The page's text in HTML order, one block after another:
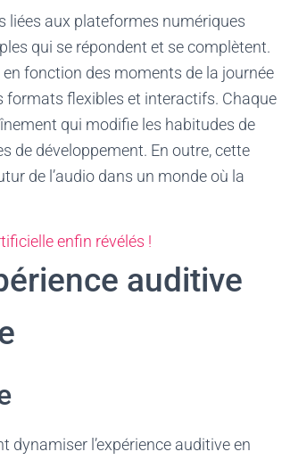
liées aux plateformes numériques
qui se répondent et se complètent.
fonction des moments de la journée
formats flexibles et interactifs. Chaque
qui modifie les habitudes de
de développement. En outre, cette
de l’audio dans un monde où la
enfin révélés !
auditive
dynamiser l’expérience auditive en